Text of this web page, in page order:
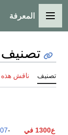
القائمة الرئيسية
المعرفة
تصنيف
تصنيف ناقش
ع1300 في
-